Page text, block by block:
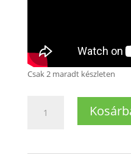
Csak 2 maradt készleten
Kávéfőző